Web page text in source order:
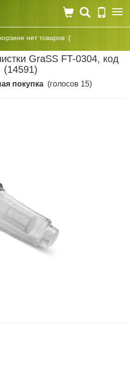
нет товаров :(
GraSS FT-0304, код
(14591)
покупка(голосов 15)